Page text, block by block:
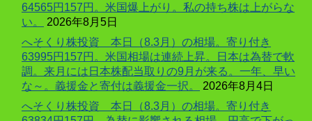
64565円157円。米国爆上がり。私の持ち株は上がらな
い。
2026年8月5日
へそくり株投資 本日（8.3月）の相場。寄り付き
63995円157円。米国相場は連続上昇。日本は為替で軟
調。来月には日本株配当取りの9月が来る。一年、早い
な～。義援金と寄付は義援金一択。
2026年8月4日
へそくり株投資 本日（8.3月）の相場。寄り付き